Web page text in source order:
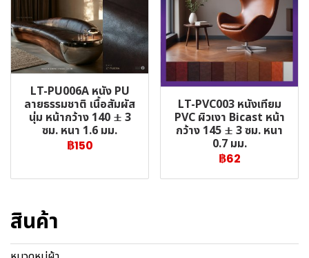
LT-PU006A หนัง PU
ลายธรรมชาติ เนื้อสัมผัส
นุ่ม หน้ากว้าง 140 ± 3
ซม. หนา 1.6 มม.
฿150
LT-PVC003 หนังเทียม
PVC ผิวเงา Bicast หน้า
กว้าง 145 ± 3 ซม. หนา
0.7 มม.
฿62
สินค้า